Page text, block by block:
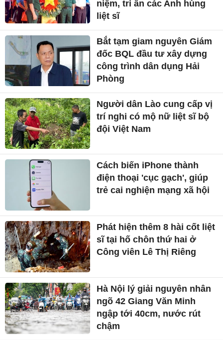
niệm, tri ân các Anh hùng
liệt sĩ
Bắt tạm giam nguyên Giám
đốc BQL đầu tư xây dựng
công trình dân dụng Hải
Phòng
Người dân Lào cung cấp vị
trí nghi có mộ nữ liệt sĩ bộ
đội Việt Nam
Cách biến iPhone thành
điện thoại 'cục gạch', giúp
trẻ cai nghiện mạng xã hội
Phát hiện thêm 8 hài cốt liệt
sĩ tại hố chôn thứ hai ở
Công viên Lê Thị Riêng
Hà Nội lý giải nguyên nhân
ngõ 42 Giang Văn Minh
ngập tới 40cm, nước rút
chậm